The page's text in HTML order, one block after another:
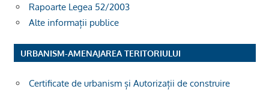
Rapoarte Legea 52/2003
Alte informații publice
URBANISM-AMENAJAREA TERITORIULUI
Certificate de urbanism și Autorizații de construire